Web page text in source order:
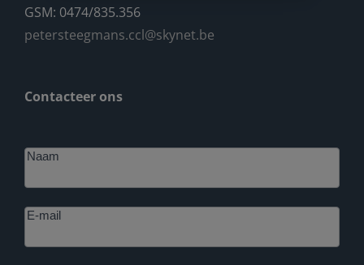
GSM: 0474/835.356
petersteegmans.ccl@skynet.be
Contacteer ons
Naam
E-mail